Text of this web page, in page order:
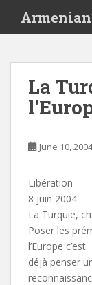
i
La
June 10, 2004
Libération
8 juin 2004
La Turquie,
Poser les
l’Europe c’est
déjà penser